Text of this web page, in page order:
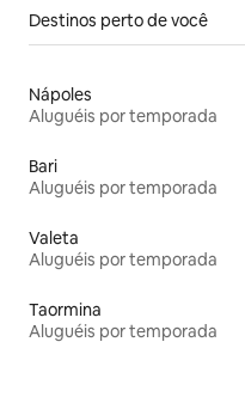
Destinos perto de você
Nápoles
Aluguéis por temporada
Bari
Aluguéis por temporada
Valeta
Aluguéis por temporada
Taormina
Aluguéis por temporada